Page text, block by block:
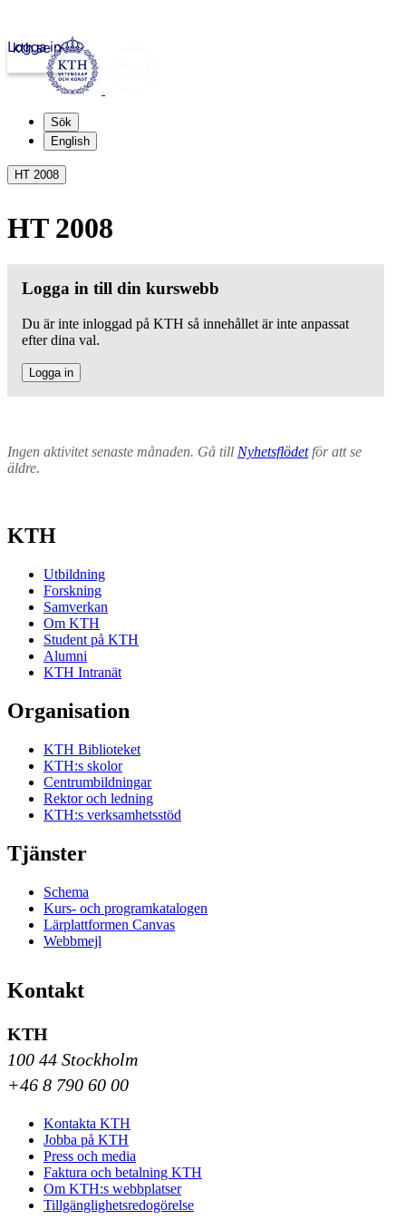
kth.se
Logga in
Sök
English
HT 2008
HT 2008
Logga in till din kurswebb
Du är inte inloggad på KTH så innehållet är inte anpassat
efter dina val.
Logga in
Ingen aktivitet senaste månaden. Gå till Nyhetsflödetför att se
äldre.
KTH
Utbildning
Forskning
Samverkan
Om KTH
Student på KTH
Alumni
KTH Intranät
Organisation
KTH Biblioteket
KTH:s skolor
Centrumbildningar
Rektor och ledning
KTH:s verksamhetsstöd
Tjänster
Schema
Kurs- och programkatalogen
Lärplattformen Canvas
Webbmejl
Kontakt
KTH
100 44 Stockholm
+46 8 790 60 00
Kontakta KTH
Jobba på KTH
Press och media
Faktura och betalning KTH
Om KTH:s webbplatser
Tillgänglighetsredogörelse